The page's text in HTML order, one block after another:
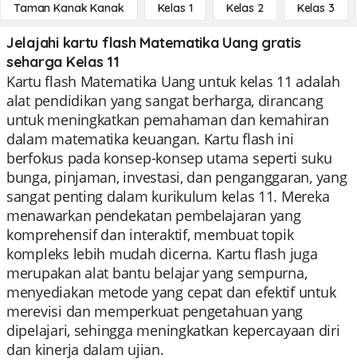
Taman Kanak Kanak Kelas 1 Kelas 2 Kelas 3
Jelajahi kartu flash Matematika Uang gratis
seharga Kelas 11
Kartu flash Matematika Uang untuk kelas 11 adalah
alat pendidikan yang sangat berharga, dirancang
untuk meningkatkan pemahaman dan kemahiran
dalam matematika keuangan. Kartu flash ini
berfokus pada konsep-konsep utama seperti suku
bunga, pinjaman, investasi, dan penganggaran, yang
sangat penting dalam kurikulum kelas 11. Mereka
menawarkan pendekatan pembelajaran yang
komprehensif dan interaktif, membuat topik
kompleks lebih mudah dicerna. Kartu flash juga
merupakan alat bantu belajar yang sempurna,
menyediakan metode yang cepat dan efektif untuk
merevisi dan memperkuat pengetahuan yang
dipelajari, sehingga meningkatkan kepercayaan diri
dan kinerja dalam ujian.